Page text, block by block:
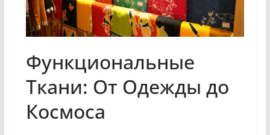
Функциональные
Ткани: От Одежды до
Космоса